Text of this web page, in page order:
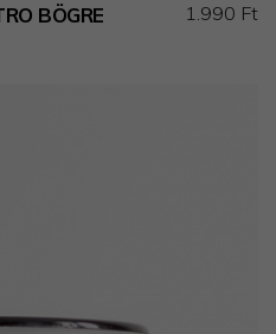
BÖGRE 1.990 Ft